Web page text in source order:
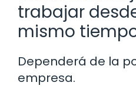
trabajar
mismo
Dependerá de la
empresa.